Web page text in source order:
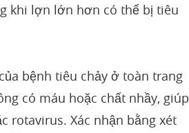
khi lợn lớn hơn có thể bị tiêu
bệnh tiêu chảy ở toàn trang
có máu hoặc chất nhầy, giúp
rotavirus. Xác nhận bằng xét